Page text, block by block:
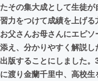
まちづくり・地
CAMPFIRE for
CAMPFIREふるさ
たその集大成として生徒が
習力をつけて成績を上げる
お父さんお母さんにエピソ
添え、分かりやすく解説し
出版することにしました。
に渡り金蘭千里中、高校生